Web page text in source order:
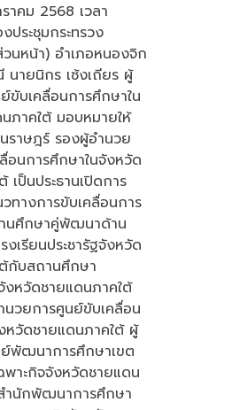
าคม 2568 เวลา
ระชุมกระทรวง
นหน้า) อำเภอหนองจิก
นายนิกร เซ้งเถียร ผู้
ขับเคลื่อนการศึกษาใน
ภาคใต้ มอบหมายให้
ราษฎร์ รองผู้อำนวย
อนการศึกษาในจังหวัด
เป็นประธานเปิดการ
ทางการขับเคลื่อนการ
นศึกษาคู่พัฒนาด้าน
งเรียนประชารัฐจังหวัด
กับสถานศึกษา
งหวัดชายแดนภาคใต้
วยการศูนย์ขับเคลื่อน
หวัดชายแดนภาคใต้ ผู้
พัฒนาการศึกษาเขต
าะกิจจังหวัดชายแดน
ำนักพัฒนาการศึกษา